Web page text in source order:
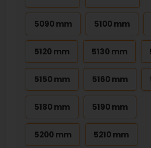
5090 mm 5100 mm
5120 mm 5130 mm
5150 mm 5160 mm
5180 mm 5190 mm
5200 mm 5210 mm